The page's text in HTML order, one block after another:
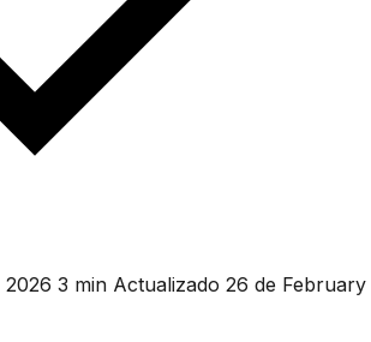
2026 3 min Actualizado 26 de February